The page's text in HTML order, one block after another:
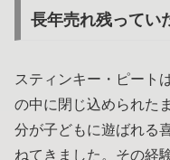
長年売れ残ってい
スティンキー・ピート
の中に閉じ込められた
分が子どもに遊ばれる
ねてきました。その経